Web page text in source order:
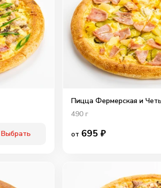
Выбрать
Пицца Фермерская и
490г
от 695 ₽